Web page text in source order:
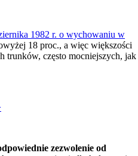
1982 r. o wychowaniu w
18 proc., a więc większości
trunków, często mocniejszych, jak
zezwolenie od